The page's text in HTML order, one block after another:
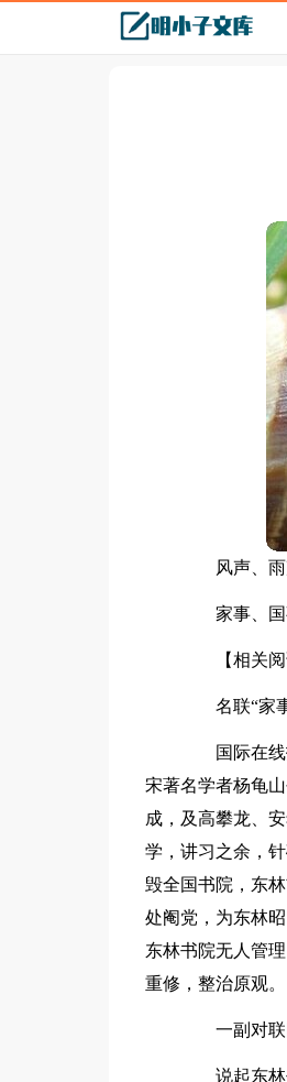
风声、雨
家事、国
【相关阅
名联“家事
国际在线报
宋著名学者杨龟
成，及高攀龙、
学，讲习之余，
毁全国书院，东
处阉党，为东林
东林书院无人管
重修，整治原观。
一副对联
说起东林书